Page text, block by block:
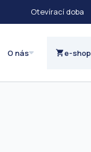
Otevírací doba
O nás e-shop